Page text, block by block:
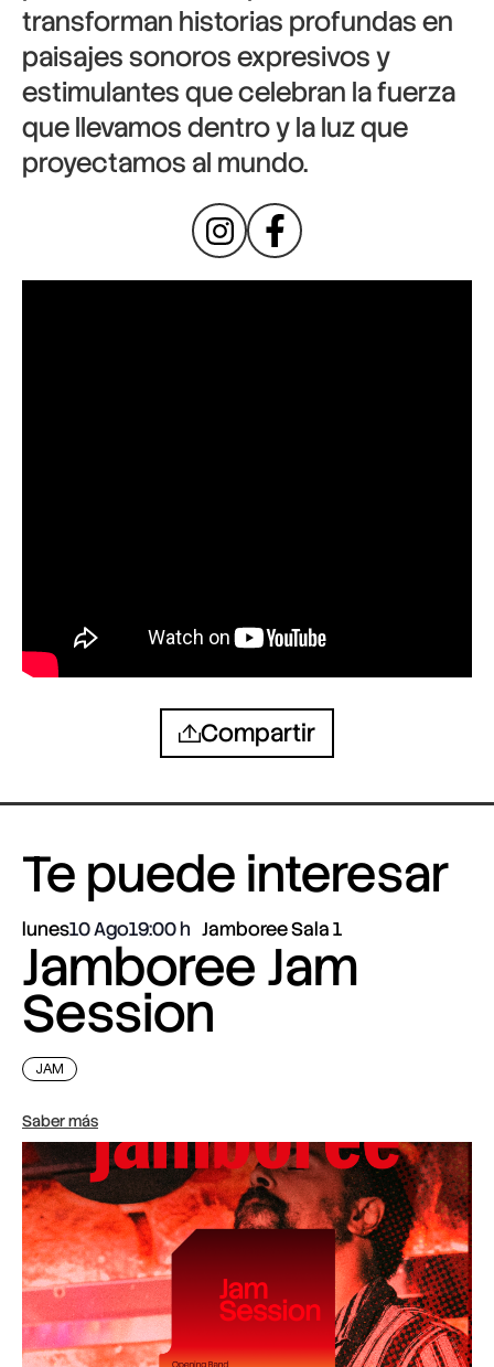
transforman historias profundas en
paisajes sonoros expresivos y
estimulantes que celebran la fuerza
que llevamos dentro y la luz que
proyectamos al mundo.
Compartir
Te puede interesar
lunes10 Ago19:00 Jamboree Sala 1
Jamboree Jam
Session
JAM
Saber más